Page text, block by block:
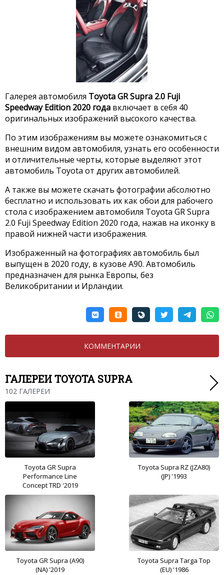
Галерея автомобиля Toyota GR Supra 2.0 Fuji
Speedway Edition 2020 года включает в себя 40
оригинальных изображений высокого качества.
По этим изображениям вы можете ознакомиться с
внешним видом автомобиля, узнать его особенности
и отличительные черты, которые выделяют этот
автомобиль Toyota от других автомобилей.
А также вы можете скачать фотографии абсолютно
бесплатно и использовать их как обои для рабочего
стола с изображением автомобиля Toyota GR Supra
2.0 Fuji Speedway Edition 2020 года, нажав на иконку в
правой нижней части изображения.
Изображенный на фотографиях автомобиль был
выпущен в 2020 году, в кузове A90. Автомобиль
предназначен для рынка Европы, без
Великобритании и Ирландии.
КОММЕНТАРИИ
ГАЛЕРЕИ TOYOTA SUPRA
102 ГАЛЕРЕИ
Toyota GR Supra
Performance Line
Concept TRD '2019
Toyota Supra RZ (JZA80)
(JP) '1993
Toyota GR Supra (A90)
(NA) '2019
Toyota Supra Targa Top
(EU) '1986